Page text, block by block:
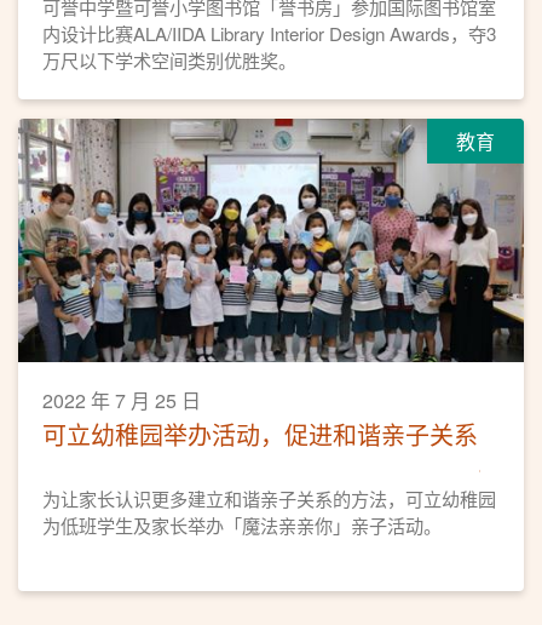
可誉中学暨可誉小学图书馆「誉书房」参加国际图书馆室
内设计比赛ALA/IIDA Library Interior Design Awards，夺3
万尺以下学术空间类别优胜奖。
教育
2022 年 7 月 25 日
可立幼稚园举办活动，促进和谐亲子关系
为让家长认识更多建立和谐亲子关系的方法，可立幼稚园
为低班学生及家长举办「魔法亲亲你」亲子活动。